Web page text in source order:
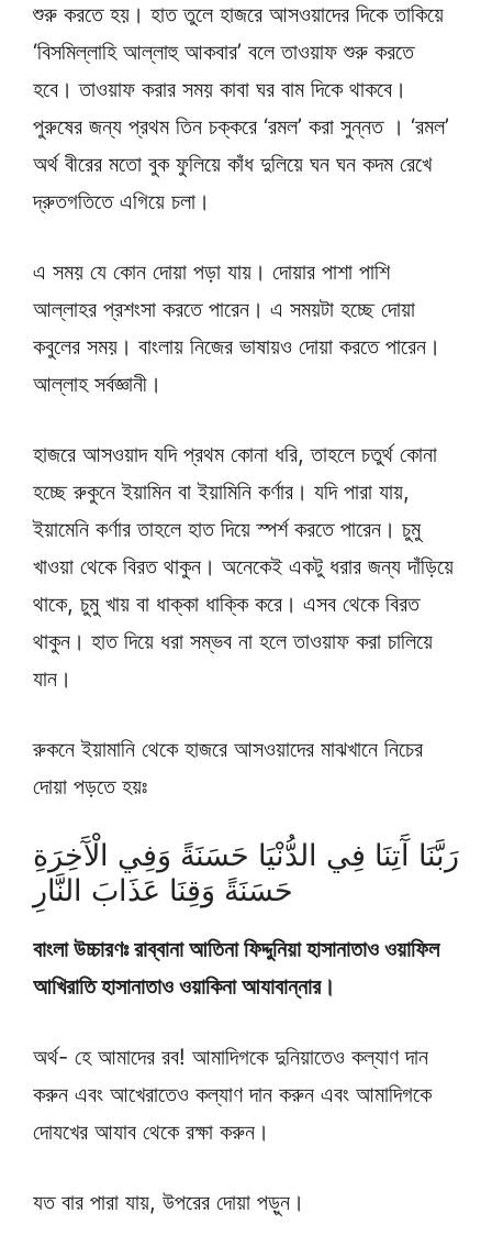
শুরু করতে হয়। হাত তুলে হাজরে আসওয়াদের দিকে তাকিয়ে
‘বিসমিল্লাহি আল্লাহু আকবার’ বলে তাওয়াফ শুরু করতে
হবে। তাওয়াফ করার সময় কাবা ঘর বাম দিকে থাকবে।
পুরুষের জন্য প্রথম তিন চক্করে ‘রমল’ করা সুন্নত । ‘রমল’
অর্থ বীরের মতো বুক ফুলিয়ে কাঁধ দুলিয়ে ঘন ঘন কদম রেখে
দ্রুতগতিতে এগিয়ে চলা।
এ সময় যে কোন দোয়া পড়া যায়। দোয়ার পাশা পাশি
আল্লাহর প্রশংসা করতে পারেন। এ সময়টা হচ্ছে দোয়া
কবুলের সময়। বাংলায় নিজের ভাষায়ও দোয়া করতে পারেন।
আল্লাহ সর্বজ্ঞানী।
হাজরে আসওয়াদ যদি প্রথম কোনা ধরি, তাহলে চতুর্থ কোনা
হচ্ছে রুকুনে ইয়ামিন বা ইয়ামিনি কর্ণার। যদি পারা যায়,
ইয়ামেনি কর্ণার তাহলে হাত দিয়ে স্পর্শ করতে পারেন। চুমু
খাওয়া থেকে বিরত থাকুন। অনেকেই একটু ধরার জন্য দাঁড়িয়ে
থাকে, চুমু খায় বা ধাক্কা ধাক্কি করে। এসব থেকে বিরত
থাকুন। হাত দিয়ে ধরা সম্ভব না হলে তাওয়াফ করা চালিয়ে
যান।
রুকনে ইয়ামানি থেকে হাজরে আসওয়াদের মাঝখানে নিচের
দোয়া পড়তে হয়ঃ
رَبَّنَا آَتِنَا فِي الدُّنْيَا حَسَنَةً وَفِي الْآَخِرَةِ
حَسَنَةً وَقِنَا عَذَابَ النَّارِ
বাংলা উচ্চারণঃ রাব্বানা আতিনা ফিদ্দুনিয়া হাসানাতাও ওয়াফিল
আখিরাতি হাসানাতাও ওয়াকিনা আযাবান্নার।
অর্থ- হে আমাদের রব! আমাদিগকে দুনিয়াতেও কল্যাণ দান
করুন এবং আখেরাতেও কল্যাণ দান করুন এবং আমাদিগকে
দোযখের আযাব থেকে রক্ষা করুন।
যত বার পারা যায়, উপরের দোয়া পড়ুন।